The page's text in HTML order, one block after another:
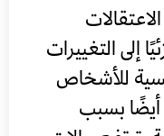
التغييرات
للأشخاص
أيضًا بسبب